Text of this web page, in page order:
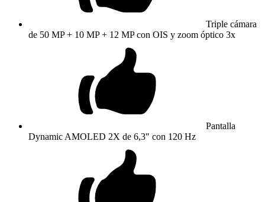
Triple cámara
de 50 MP + 10 MP + 12 MP con OIS y zoom óptico 3x
Pantalla
Dynamic AMOLED 2X de 6,3" con 120 Hz